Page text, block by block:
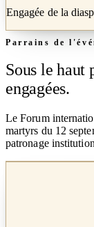
Engagée de la
Parrains de
Sous le haut
engagées.
Le Forum
martyrs du 12
patronage